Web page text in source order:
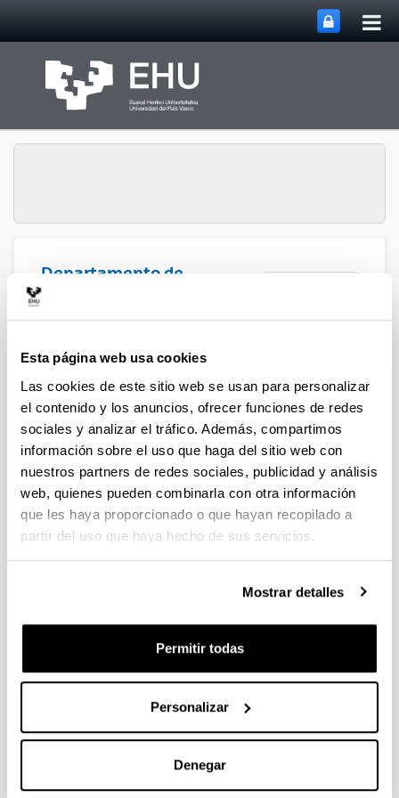
Esta página web usa cookies
Las cookies de este sitio web se usan para personalizar
el contenido y los anuncios, ofrecer funciones de redes
sociales y analizar el tráfico. Además, compartimos
información sobre el uso que haga del sitio web con
nuestros partners de redes sociales, publicidad y análisis
web, quienes pueden combinarla con otra información
que les haya proporcionado o que hayan recopilado a
partir del uso que haya hecho de sus servicios.
Mostrar detalles
Permitir todas
Personalizar
Denegar
Departamento de
Química Orgánica I
Departamento de Química
Orgánica I
Noticias
Premios SUSCHEM 2013
Se fallan los V Premios Suschem-España Jóvenes
Investigadores Químicos 2013.